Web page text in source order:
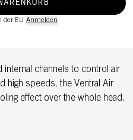
der EU Anmelden
internal channels to control air
high speeds, the Ventral Air
effect over the whole head.